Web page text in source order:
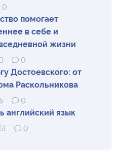
0
помогает
в себе и
жизни
0
Достоевского: от
Раскольникова
0
английский язык
0